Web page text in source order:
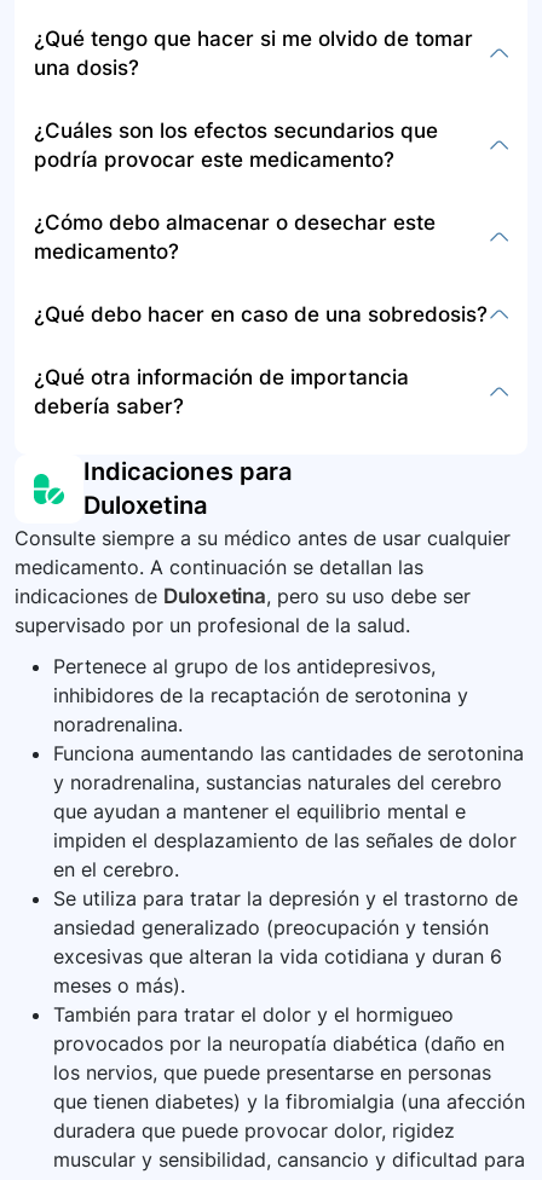
está embarazada o planea quedarlo.
embargo, consulte con su médico si hay
restricciones o recomendaciones dietéticas
¿Qué tengo que hacer si me olvido de tomar
una dosis?
recuerde, pero si está cerca de la hora de su
siguiente dosis, omita la dosis olvidada y
¿Cuáles son los efectos secundarios que
podría provocar este medicamento?
vómito, estreñimiento, diarrea, acidez gástrica,
dolor de estómago, mareos, dolor de cabeza,
sangrado inusual, dificultad para respirar o
inmediata.
¿Cómo debo almacenar o desechar este
medicamento?
ambiente, lejos de la luz, el calor y la humedad
Deseche el medicamento de forma adecuada,
según las recomendaciones de su farmacéutico
¿Qué debo hacer en caso de una sobredosis?
de emergencia inmediatamente.
¿Qué otra información de importancia
debería saber?
a su médico, ya que puede experimentar
síntomas de abstinencia. Asegúrese de
entender bien cómo tomarlo y administrarlo
correctamente.
Indicaciones para
Duloxetina
Consulte siempre a su médico antes de usar cualquier
medicamento. A continuación se detallan las
indicaciones de Duloxetina, pero su uso debe ser
supervisado por un profesional de la salud.
Pertenece al grupo de los antidepresivos,
inhibidores de la recaptación de serotonina y
noradrenalina.
Funciona aumentando las cantidades de serotonina
y noradrenalina, sustancias naturales del cerebro
que ayudan a mantener el equilibrio mental e
impiden el desplazamiento de las señales de dolor
en el cerebro.
Se utiliza para tratar la depresión y el trastorno de
ansiedad generalizado (preocupación y tensión
excesivas que alteran la vida cotidiana y duran 6
meses o más).
También para tratar el dolor y el hormigueo
provocados por la neuropatía diabética (daño en
los nervios, que puede presentarse en personas
que tienen diabetes) y la fibromialgia (una afección
duradera que puede provocar dolor, rigidez
muscular y sensibilidad, cansancio y dificultad para